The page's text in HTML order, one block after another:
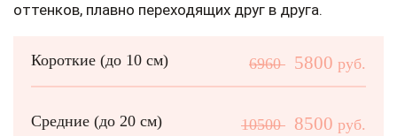
оттенков, плавно переходящих друг в друга.
Короткие (до 10 см) 6960 5800 руб.
Средние (до 20 см) 10500 8500 руб.